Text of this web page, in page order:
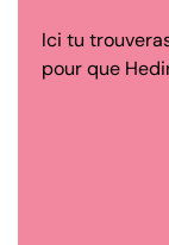
Ici tu
pour que